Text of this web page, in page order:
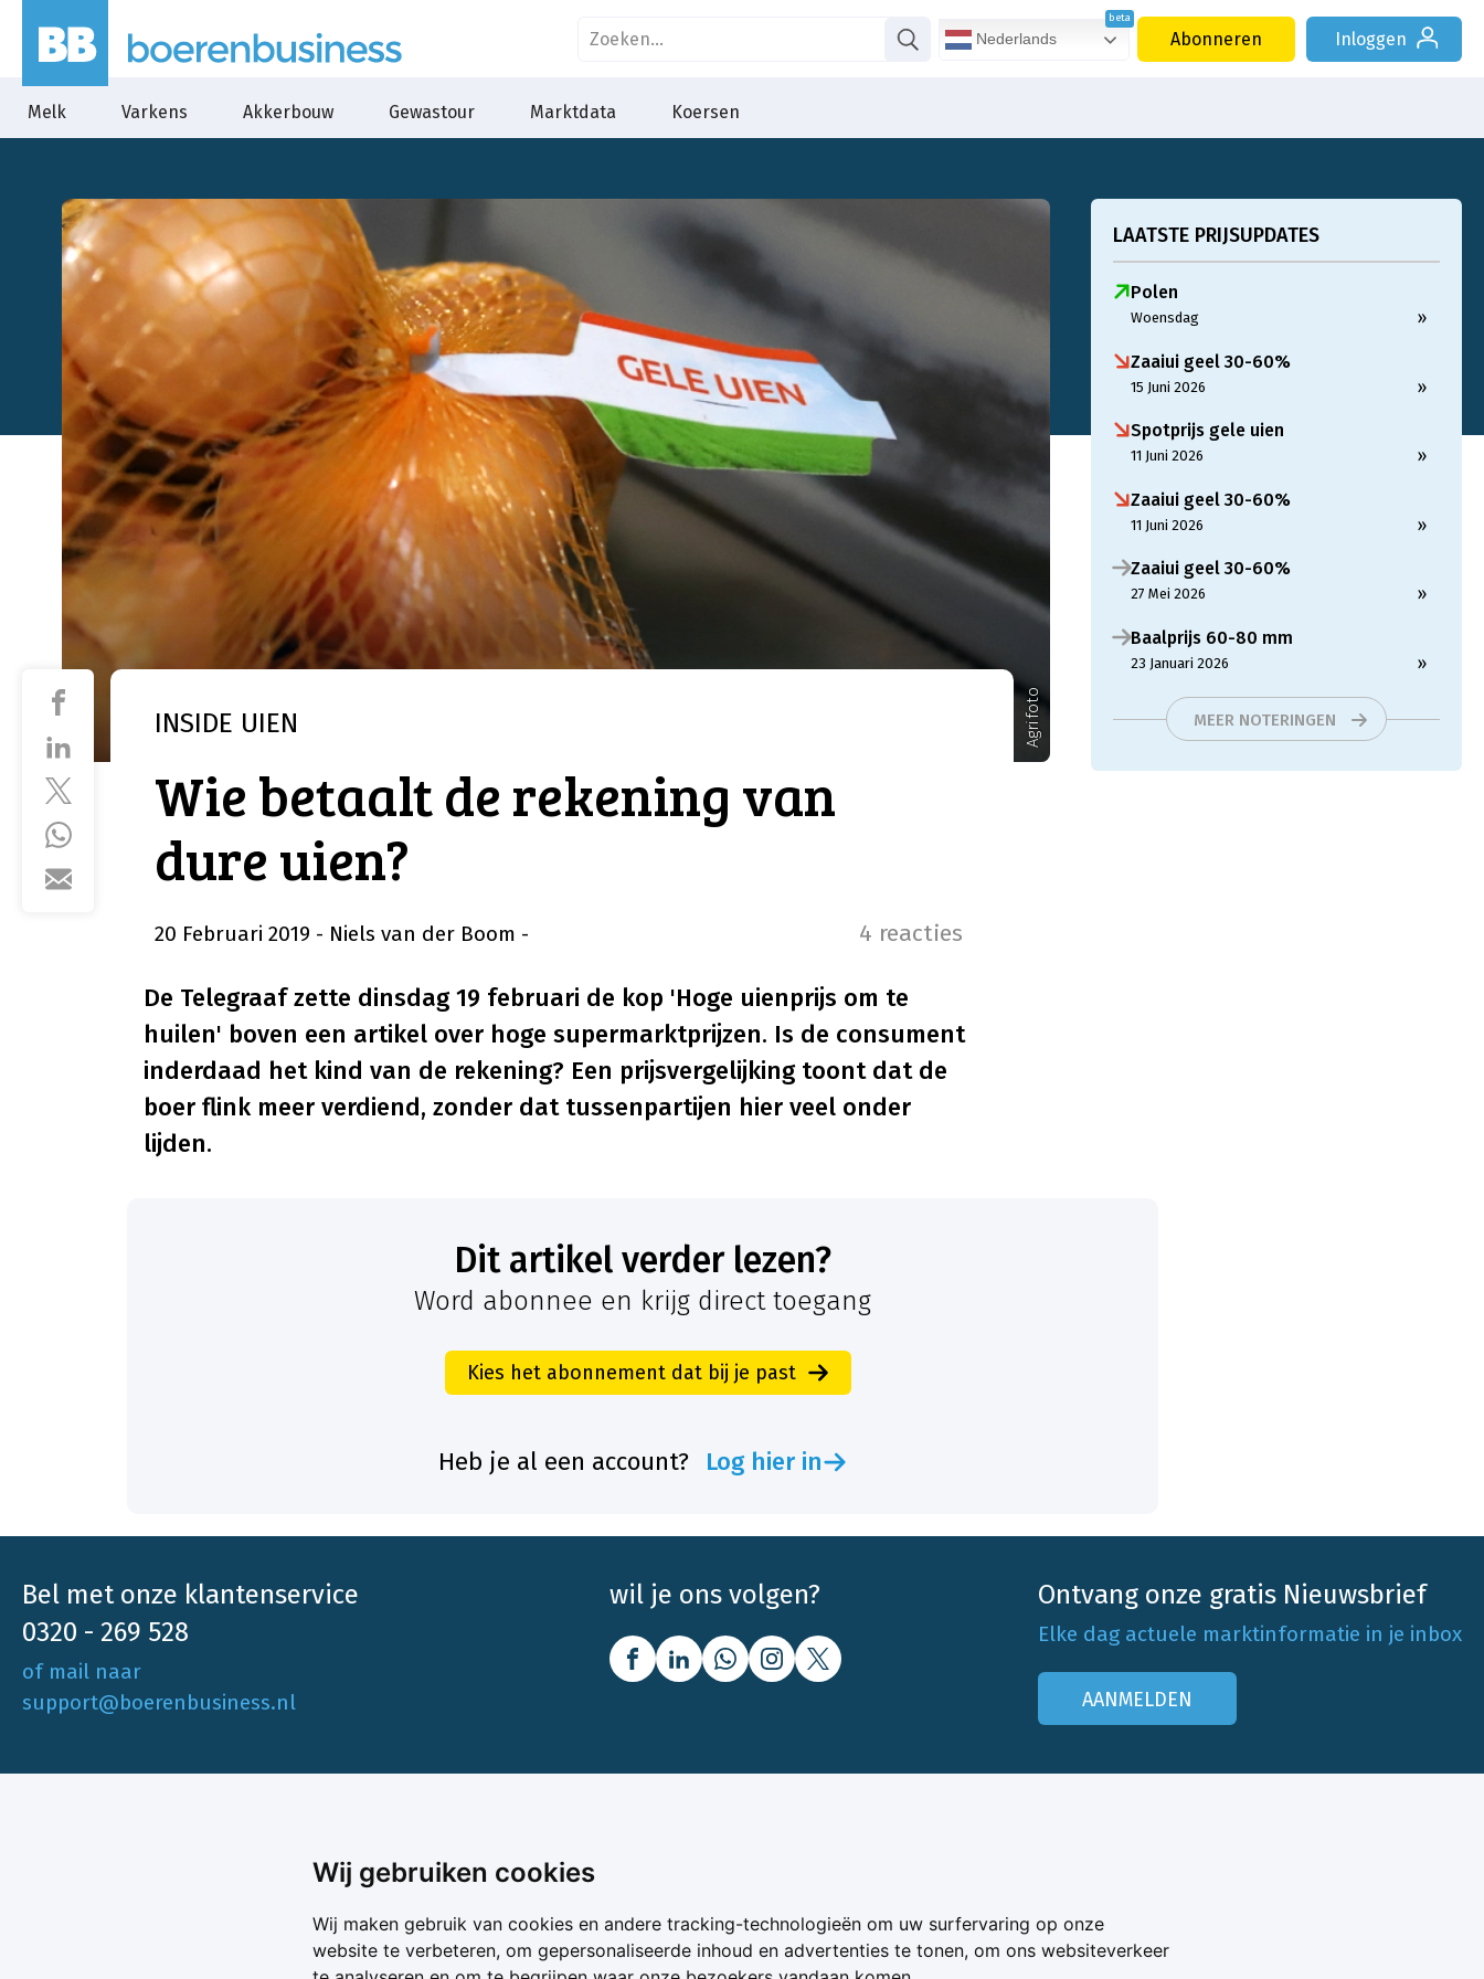
Wij gebruiken cookies
Wij maken gebruik van cookies en andere tracking-technologieën om uw surfervaring op onze
website te verbeteren, om gepersonaliseerde inhoud en advertenties te tonen, om ons websiteverkeer
Nederlands Abonneren Inloggen
Melk Varkens Akkerbouw Gewastour Marktdata Koersen
Agrifoto
INSIDE UIEN
Wie betaalt de rekening van
dure uien?
20 Februari 2019 - Niels van der Boom - 4 reacties
De Telegraaf zette dinsdag 19 februari de kop 'Hoge uienprijs om te
huilen' boven een artikel over hoge supermarktprijzen. Is de consument
inderdaad het kind van de rekening? Een prijsvergelijking toont dat de
boer flink meer verdiend, zonder dat tussenpartijen hier veel onder
lijden.
LAATSTE PRIJSUPDATES
Polen
Woensdag »
Zaaiui geel 30-60%
15 Juni 2026 »
Spotprijs gele uien
11 Juni 2026 »
Zaaiui geel 30-60%
11 Juni 2026 »
Zaaiui geel 30-60%
27 Mei 2026 »
Baalprijs 60-80 mm
23 Januari 2026 »
MEER NOTERINGEN
Dit artikel verder lezen?
Word abonnee en krijg direct toegang
Kies het abonnement dat bij je past
Heb je al een account? Log hier in
Bel met onze klantenservice
0320 - 269 528
of mail naar
support@boerenbusiness.nl
wil je ons volgen? Ontvang onze gratis Nieuwsbrief
Elke dag actuele marktinformatie in je inbox
AANMELDEN
Boerenbusiness is je partner op het gebied
van onafhankelijke en betrouwbare
Ons aanbod
Melk & Voer
Melkprijsvergelijker
Bedrijfsabonnementen
Mijn Boerenbusiness
Adverteren